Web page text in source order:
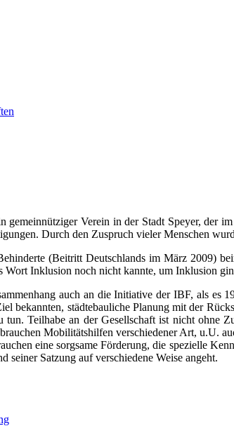
gemeinnütziger Verein in der Stadt Speyer, der
Durch den Zuspruch vieler Menschen
(Beitritt Deutschlands im März 2009)
Wort Inklusion noch nicht kannte, um Inklusion
auch an die Initiative der IBF, als es
bekannten, städtebauliche Planung mit der
tun. Teilhabe an der Gesellschaft ist nicht ohne
Mobilitätshilfen verschiedener Art, u.U.
eine sorgsame Förderung, die spezielle
seiner Satzung auf verschiedene Weise angeht.